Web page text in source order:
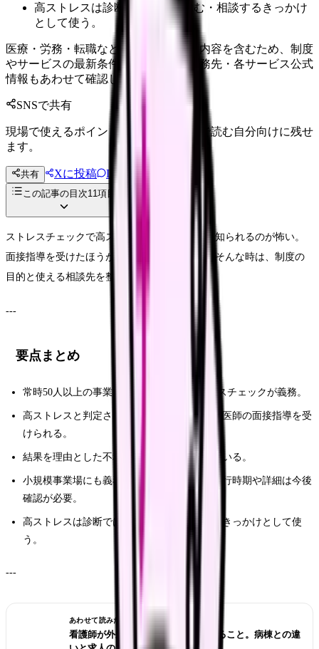
高ストレスは診断ではなく、休む・相談するきっかけ
として使う。
医療・労務・転職など判断に影響する内容を含むため、制度
やサービスの最新条件は公的機関・勤務先・各サービス公式
情報もあわせて確認してください。
SNSで共有
現場で使えるポイントを、同僚やあとで読む自分向けに残せ
ます。
共有 Xに投稿 LINE
投稿文コピー
この記事の目次11項目
ストレスチェックで高ストレスと出た。職場に知られるのが怖い。
面接指導を受けたほうがいいのか分からない。そんな時は、制度の
目的と使える相談先を整理しておきましょう。
---
要点まとめ
常時50人以上の事業場では、年1回のストレスチェックが義務。
高ストレスと判定され本人が希望した場合、医師の面接指導を受
けられる。
結果を理由とした不利益取扱いは禁止されている。
小規模事業場にも義務化が進む方向だが、施行時期や詳細は今後
確認が必要。
高ストレスは診断ではなく、休む・相談するきっかけとして使
う。
---
あわせて読みたい
看護師が外来へ転職する前に確認すること。病棟との違